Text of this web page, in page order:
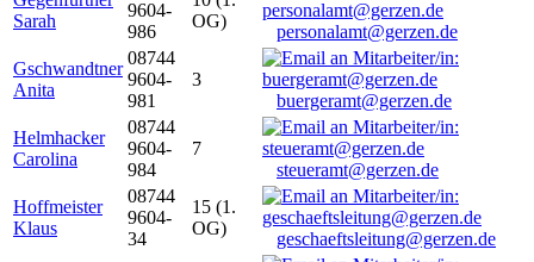
Sarah
9604-
986
OG)
personalamt@gerzen.de
Gschwandtner
Anita
08744
9604-
981
3
buergeramt@gerzen.de
Helmhacker
Carolina
08744
9604-
984
7
steueramt@gerzen.de
Hoffmeister
Klaus
08744
9604-
34
15 (1.
OG)
geschaeftsleitung@gerzen.de